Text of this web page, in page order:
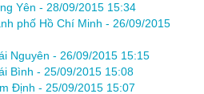
Yên - 28/09/2015 15:34
phố Hồ Chí Minh - 26/09/2015
Nguyên - 26/09/2015 15:15
Bình - 25/09/2015 15:08
Định - 25/09/2015 15:07